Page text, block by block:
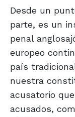
Desde un
parte, es un
penal
europeo
país
nuestra
acusatorio
acusados,